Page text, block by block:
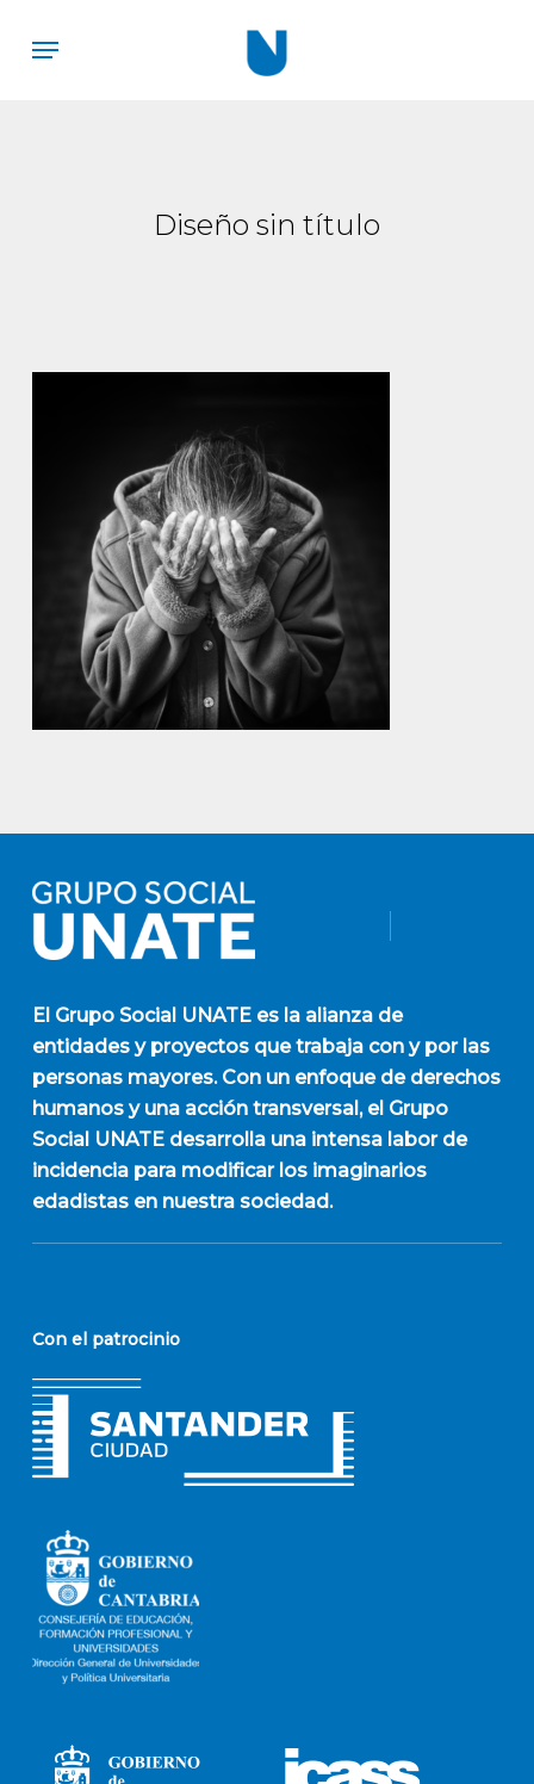
Menu
Diseño sin título
El Grupo Social UNATEes la alianza de
entidades y proyectos que trabaja con y por las
personas mayores. Con un enfoque de derechos
humanos y una acción transversal, el Grupo
Social UNATE desarrolla una intensa labor de
incidencia para modificar los imaginarios
edadistas en nuestra sociedad.
Con el patrocinio